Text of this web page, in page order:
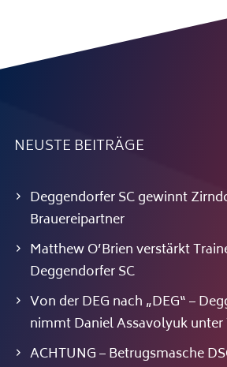
NEUSTE BEITRÄGE
Deggendorfer SC gewinnt
Brauereipartner
Matthew O’Brien verstärkt
Deggendorfer SC
Von der DEG nach „DEG“ –
nimmt Daniel Assavolyuk unter
ACHTUNG – Betrugsmasche